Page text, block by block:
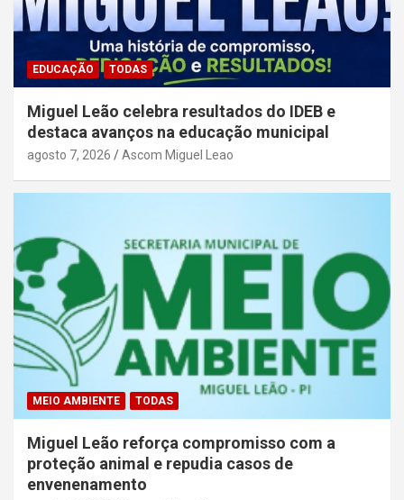
EDUCAÇÃO TODAS
Miguel Leão celebra resultados do IDEB e
destaca avanços na educação municipal
agosto 7, 2026 Ascom Miguel Leao
MEIO AMBIENTE TODAS
Miguel Leão reforça compromisso com a
proteção animal e repudia casos de
envenenamento